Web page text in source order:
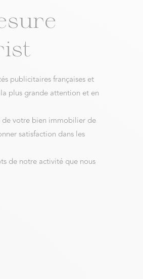
publicitaires françaises et
plus grande attention et en
de votre bien immobilier de
satisfaction dans les
de notre activité que nous